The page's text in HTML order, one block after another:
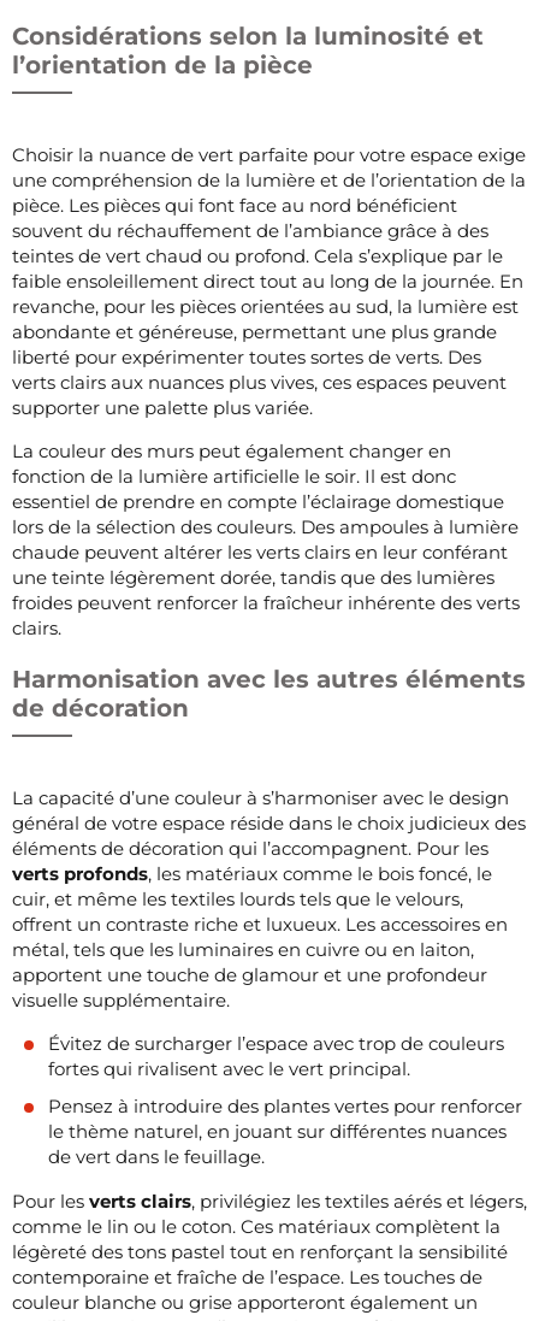
Considérations selon la luminosité et
l’orientation de la pièce
Choisir la nuance de vert parfaite pour votre espace exige
une compréhension de la lumière et de l’orientation de la
pièce. Les pièces qui font face au nord bénéficient
souvent du réchauffement de l’ambiance grâce à des
teintes de vert chaud ou profond. Cela s’explique par le
faible ensoleillement direct tout au long de la journée. En
revanche, pour les pièces orientées au sud, la lumière est
abondante et généreuse, permettant une plus grande
liberté pour expérimenter toutes sortes de verts. Des
verts clairs aux nuances plus vives, ces espaces peuvent
supporter une palette plus variée.
La couleur des murs peut également changer en
fonction de la lumière artificielle le soir. Il est donc
essentiel de prendre en compte l’éclairage domestique
lors de la sélection des couleurs. Des ampoules à lumière
chaude peuvent altérer les verts clairs en leur conférant
une teinte légèrement dorée, tandis que des lumières
froides peuvent renforcer la fraîcheur inhérente des verts
clairs.
Harmonisation avec les autres éléments
de décoration
La capacité d’une couleur à s’harmoniser avec le design
général de votre espace réside dans le choix judicieux des
éléments de décoration qui l’accompagnent. Pour les
verts profonds, les matériaux comme le bois foncé, le
cuir, et même les textiles lourds tels que le velours,
offrent un contraste riche et luxueux. Les accessoires en
métal, tels que les luminaires en cuivre ou en laiton,
apportent une touche de glamour et une profondeur
visuelle supplémentaire.
Évitez de surcharger l’espace avec trop de couleurs
fortes qui rivalisent avec le vert principal.
Pensez à introduire des plantes vertes pour renforcer
le thème naturel, en jouant sur différentes nuances
de vert dans le feuillage.
Pour les verts clairs, privilégiez les textiles aérés et légers,
comme le lin ou le coton. Ces matériaux complètent la
légèreté des tons pastel tout en renforçant la sensibilité
contemporaine et fraîche de l’espace. Les touches de
couleur blanche ou grise apporteront également un